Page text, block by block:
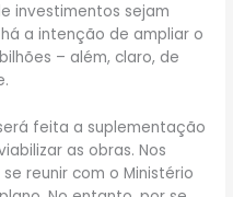
investimentos sejam
a intenção de ampliar o
– além, claro, de
feita a suplementação
as obras. Nos
reunir com o Ministério